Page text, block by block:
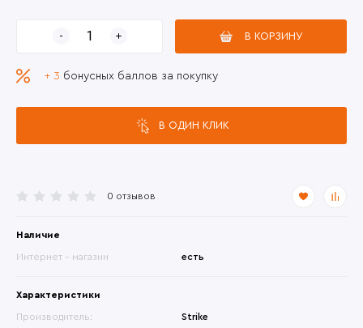
0 отзывов
Наличие
Интернет - магазин есть
Характеристики
Производитель:
Strike
В КОРЗИНУ
+ 3 бонусных баллов за покупку
В ОДИН КЛИК